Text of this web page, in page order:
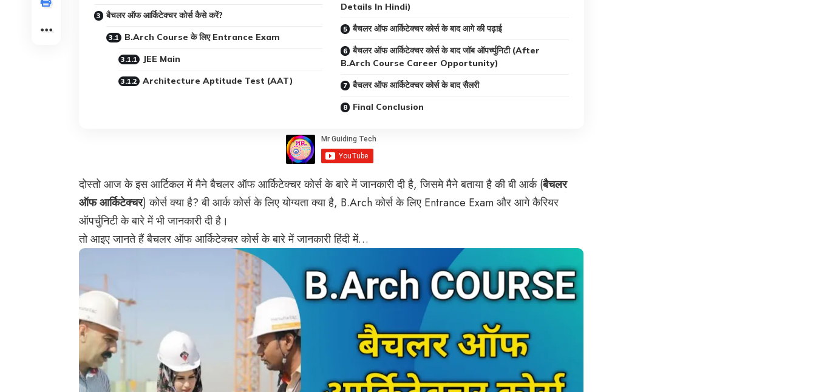
बैचलर ऑफ आर्किटेक्चर कोर्स कैसे करें?
B.Arch Course के लिए Entrance Exam
JEE Main
Architecture Aptitude Test (AAT)
Details In Hindi)
बैचलर ऑफ आर्किटेक्चर कोर्स के बाद आगे की पढ़ाई
बैचलर ऑफ आर्किटेक्चर कोर्स के बाद जॉब ऑपर्च्युनिटी (After
B.Arch Course Career Opportunity)
बैचलर ऑफ आर्किटेक्चर कोर्स के बाद सैलरी
Final Conclusion
दोस्तो आज के इस आर्टिकल में मैने बैचलर ऑफ आर्किटेक्चर कोर्स के बारे में जानकारी दी है, जिसमे मैने बताया है की बी आर्क (बैचलर
ऑफ आर्किटेक्चर) कोर्स क्या है? बी आर्क कोर्स के लिए योग्यता क्या है, B.Arch कोर्स के लिए Entrance Exam और आगे कैरियर
ऑपर्चुनिटी के बारे में भी जानकारी दी है।
तो आइए जानते हैं बैचलर ऑफ आर्किटेक्चर कोर्स के बारे में जानकारी हिंदी में…